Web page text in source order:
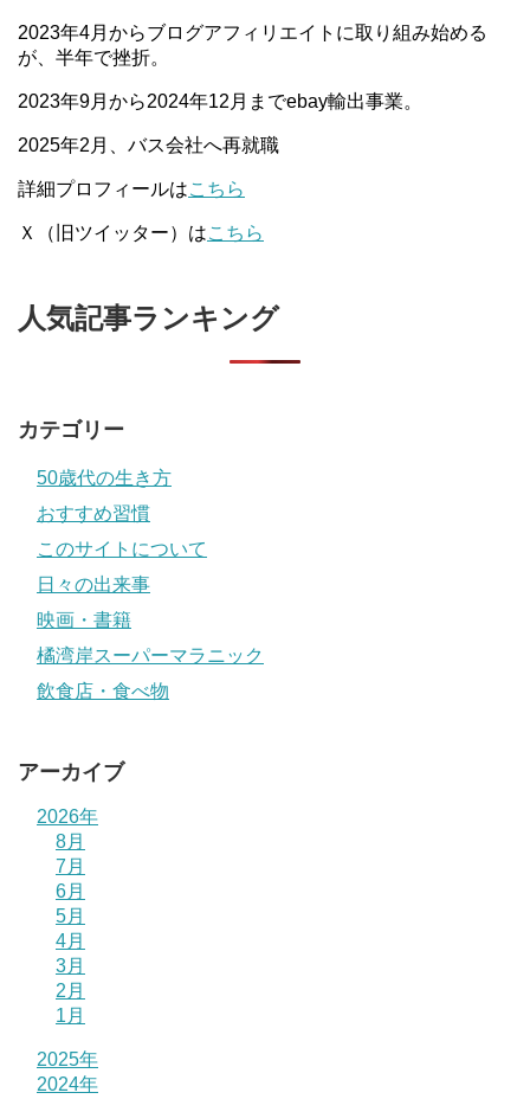
2023年4月からブログアフィリエイトに取り組み始める
が、半年で挫折。
2023年9月から2024年12月までebay輸出事業。
2025年2月、バス会社へ再就職
詳細プロフィールはこちら
Ｘ（旧ツイッター）はこちら
人気記事ランキング
カテゴリー
50歳代の生き方
おすすめ習慣
このサイトについて
日々の出来事
映画・書籍
橘湾岸スーパーマラニック
飲食店・食べ物
アーカイブ
2026年
8月
7月
6月
5月
4月
3月
2月
1月
2025年
2024年